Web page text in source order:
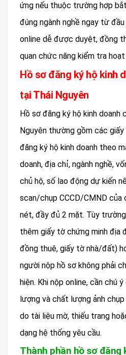
ứng nếu thuộc trường hợp
đúng ngành nghề ngay từ
online dễ được duyệt, đồng
quan chức năng kiểm tra
Hồ sơ đăng ký hộ kinh
tại Thái Nguyên
Hồ sơ đăng ký hộ kinh doanh
Nguyên thường gồm các
đăng ký hộ kinh doanh theo
doanh, địa chỉ, ngành nghề,
chủ hộ, số lao động dự kiến
scan/chụp CCCD/CMND của
nét, đầy đủ 2 mặt. Tùy
thêm giấy tờ chứng minh địa
đồng thuê, giấy tờ nhà/đất)
người nộp hồ sơ không phải
hiện. Khi nộp online, cần chú
lượng và chất lượng ảnh
do tài liệu mờ, thiếu trang
dạng hệ thống yêu cầu.
Thành phần hồ sơ đăng